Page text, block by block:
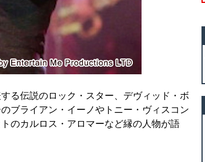
る伝説のロック・スター、デヴィッド・ボ
ブライアン・イーノやトニー・ヴィスコン
のカルロス・アロマーなど縁の人物が語